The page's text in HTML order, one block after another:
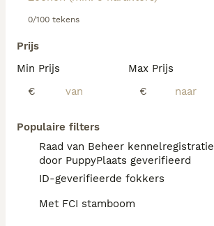
0/100 tekens
Prijs
Min Prijs
€
Max Prijs
€
Populaire filters
Raad van Beheer kennelregistratie
door PuppyPlaats geverifieerd
ID-geverifieerde fokkers
Met FCI stamboom